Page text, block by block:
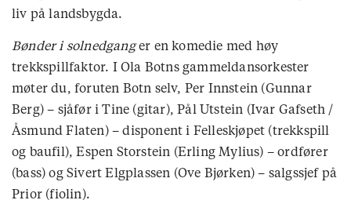
liv på landsbygda.
Bønder i solnedganger en komedie med høy
trekkspillfaktor. I Ola Botns gammeldansorkester
møter du, foruten Botn selv, Per Innstein (Gunnar
Berg) – sjåfør i Tine (gitar), Pål Utstein (Ivar Gafseth /
Åsmund Flaten) – disponent i Felleskjøpet (trekkspill
og baufil), Espen Storstein (Erling Mylius) – ordfører
(bass) og Sivert Elgplassen (Ove Bjørken) – salgssjef på
Prior (fiolin).